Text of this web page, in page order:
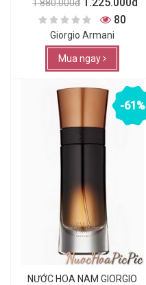
1.880.000đ
80
Giorgio Armani
Mua ngay
-61%
NƯỚC HOA NAM GIORGIO